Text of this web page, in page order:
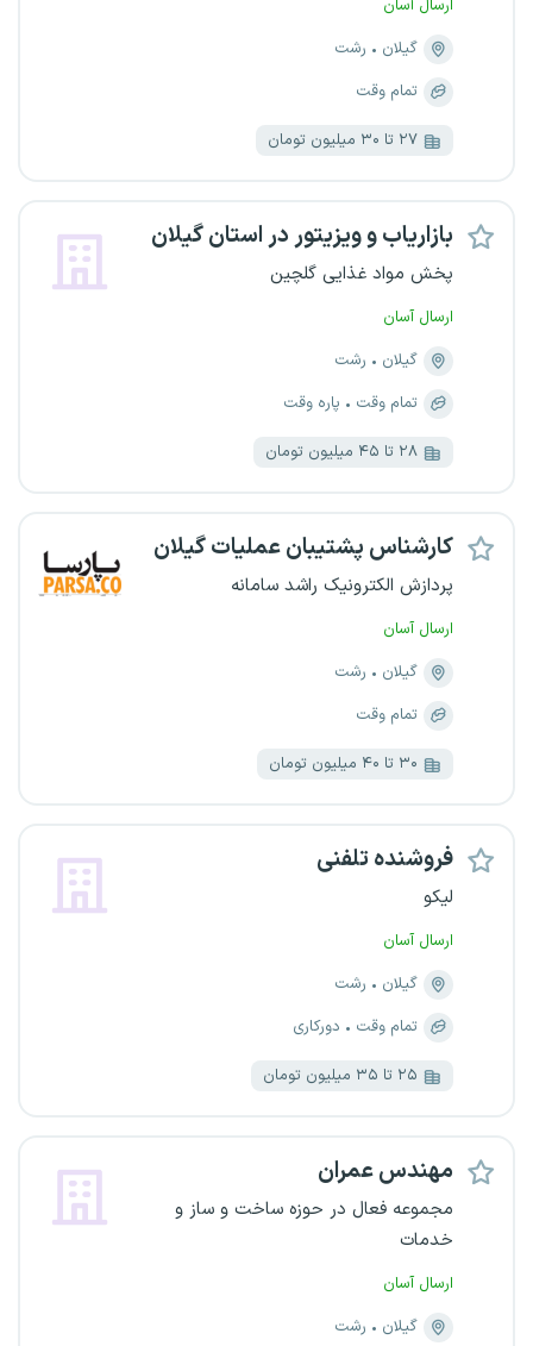
ارسال آسان
گیلان
رشت
تمام وقت
۲۷ تا ۳۰ میلیون تومان
بازاریاب و ویزیتور در استان گیلان
پخش مواد غذایی گلچین
ارسال آسان
گیلان
رشت
تمام وقت
پاره وقت
۲۸ تا ۴۵ میلیون تومان
کارشناس پشتیبان عملیات گیلان
پردازش الکترونیک راشد سامانه
ارسال آسان
گیلان
رشت
تمام وقت
۳۰ تا ۴۰ میلیون تومان
فروشنده تلفنی
لیکو
ارسال آسان
گیلان
رشت
تمام وقت
دورکاری
۲۵ تا ۳۵ میلیون تومان
مهندس عمران
مجموعه فعال در حوزه ساخت و ساز و
خدمات
ارسال آسان
گیلان
رشت